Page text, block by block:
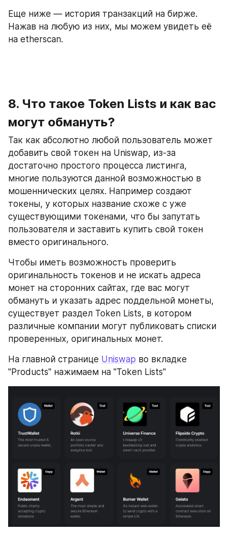
Еще ниже — история транзакций на бирже.
Нажав на любую из них, мы можем увидеть её
на etherscan.
8. Что такое Token Lists и как вас
могут обмануть?
Так как абсолютно любой пользователь может
добавить свой токен на Uniswap, из-за
достаточно простого процесса листинга,
многие пользуются данной возможностью в
мошеннических целях. Например создают
токены, у которых название схоже с уже
существующими токенами, что бы запутать
пользователя и заставить купить свой токен
вместо оригинального.
Чтобы иметь возможность проверить
оригинальность токенов и не искать адреса
монет на сторонних сайтах, где вас могут
обмануть и указать адрес поддельной монеты,
существует раздел Token Lists, в котором
различные компании могут публиковать списки
проверенных, оригинальных монет.
На главной странице Uniswap во вкладке
"Products" нажимаем на "Token Lists"